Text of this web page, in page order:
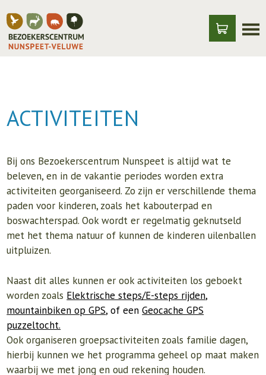
ACTIVITEITEN
Bij ons Bezoekerscentrum Nunspeet is altijd wat te
beleven, en in de vakantie periodes worden extra
activiteiten georganiseerd. Zo zijn er verschillende thema
paden voor kinderen, zoals het kabouterpad en
boswachterspad. Ook wordt er regelmatig geknutseld
met het thema natuur of kunnen de kinderen uilenballen
uitpluizen.
Naast dit alles kunnen er ook activiteiten los geboekt
worden zoals Elektrische steps/E-steps rijden,
mountainbiken op GPS, of eenGeocache GPS
puzzeltocht.
Ook organiseren groepsactiviteiten zoals familie dagen,
hierbij kunnen we het programma geheel op maat maken
waarbij we met jong en oud rekening houden.